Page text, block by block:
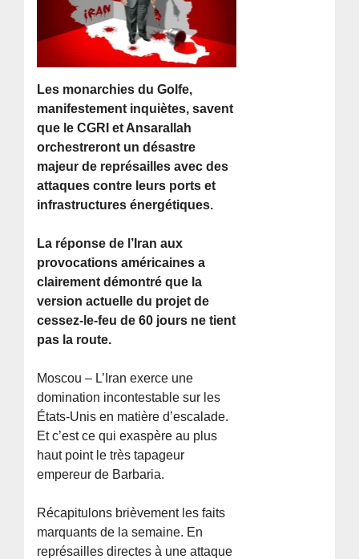
Les monarchies du Golfe,
manifestement inquiètes, savent
que le CGRI et Ansarallah
orchestreront un désastre
majeur de représailles avec des
attaques contre leurs ports et
infrastructures énergétiques.
La réponse de l’Iran aux
provocations américaines a
clairement démontré que la
version actuelle du projet de
cessez-le-feu de 60 jours ne tient
pas la route.
Moscou – L’Iran exerce une
domination incontestable sur les
États-Unis en matière d’escalade.
Et c’est ce qui exaspère au plus
haut point le très tapageur
empereur de Barbaria.
Récapitulons brièvement les faits
marquants de la semaine. En
représailles directes à une attaque